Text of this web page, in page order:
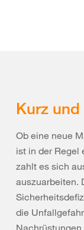
Kurz
Ob eine neue
ist in der Regel
zahlt es sich
auszuarbeiten.
die